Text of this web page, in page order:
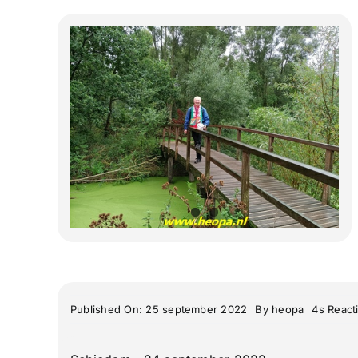
Published On: 25 september 2022 By heopa 4s